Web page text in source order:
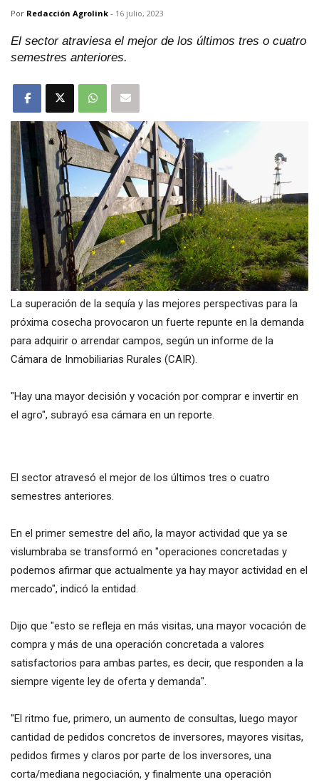
Por Redacción Agrolink - 16 julio, 2023
El sector atraviesa el mejor de los últimos tres o cuatro
semestres anteriores.
La superación de la sequía y las mejores perspectivas para la
próxima cosecha provocaron un fuerte repunte en la demanda
para adquirir o arrendar campos, según un informe de la
Cámara de Inmobiliarias Rurales (CAIR).
"Hay una mayor decisión y vocación por comprar e invertir en
el agro", subrayó esa cámara en un reporte.
El sector atravesó el mejor de los últimos tres o cuatro
semestres anteriores.
En el primer semestre del año, la mayor actividad que ya se
vislumbraba se transformó en "operaciones concretadas y
podemos afirmar que actualmente ya hay mayor actividad en el
mercado", indicó la entidad.
Dijo que "esto se refleja en más visitas, una mayor vocación de
compra y más de una operación concretada a valores
satisfactorios para ambas partes, es decir, que responden a la
siempre vigente ley de oferta y demanda".
"El ritmo fue, primero, un aumento de consultas, luego mayor
cantidad de pedidos concretos de inversores, mayores visitas,
pedidos firmes y claros por parte de los inversores, una
corta/mediana negociación, y finalmente una operación